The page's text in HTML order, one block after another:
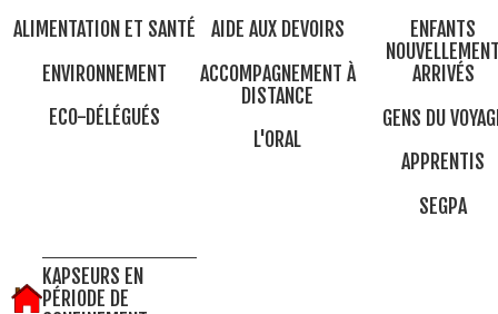
ALIMENTATION ET SANTÉ
ENVIRONNEMENT
ECO-DÉLÉGUÉS
AIDE AUX DEVOIRS
ACCOMPAGNEMENT À
DISTANCE
L'ORAL
ENFANTS
ARRIVÉS
GENS DU
APPRENTIS
SEGPA
KAPSEURS EN
PÉRIODE DE